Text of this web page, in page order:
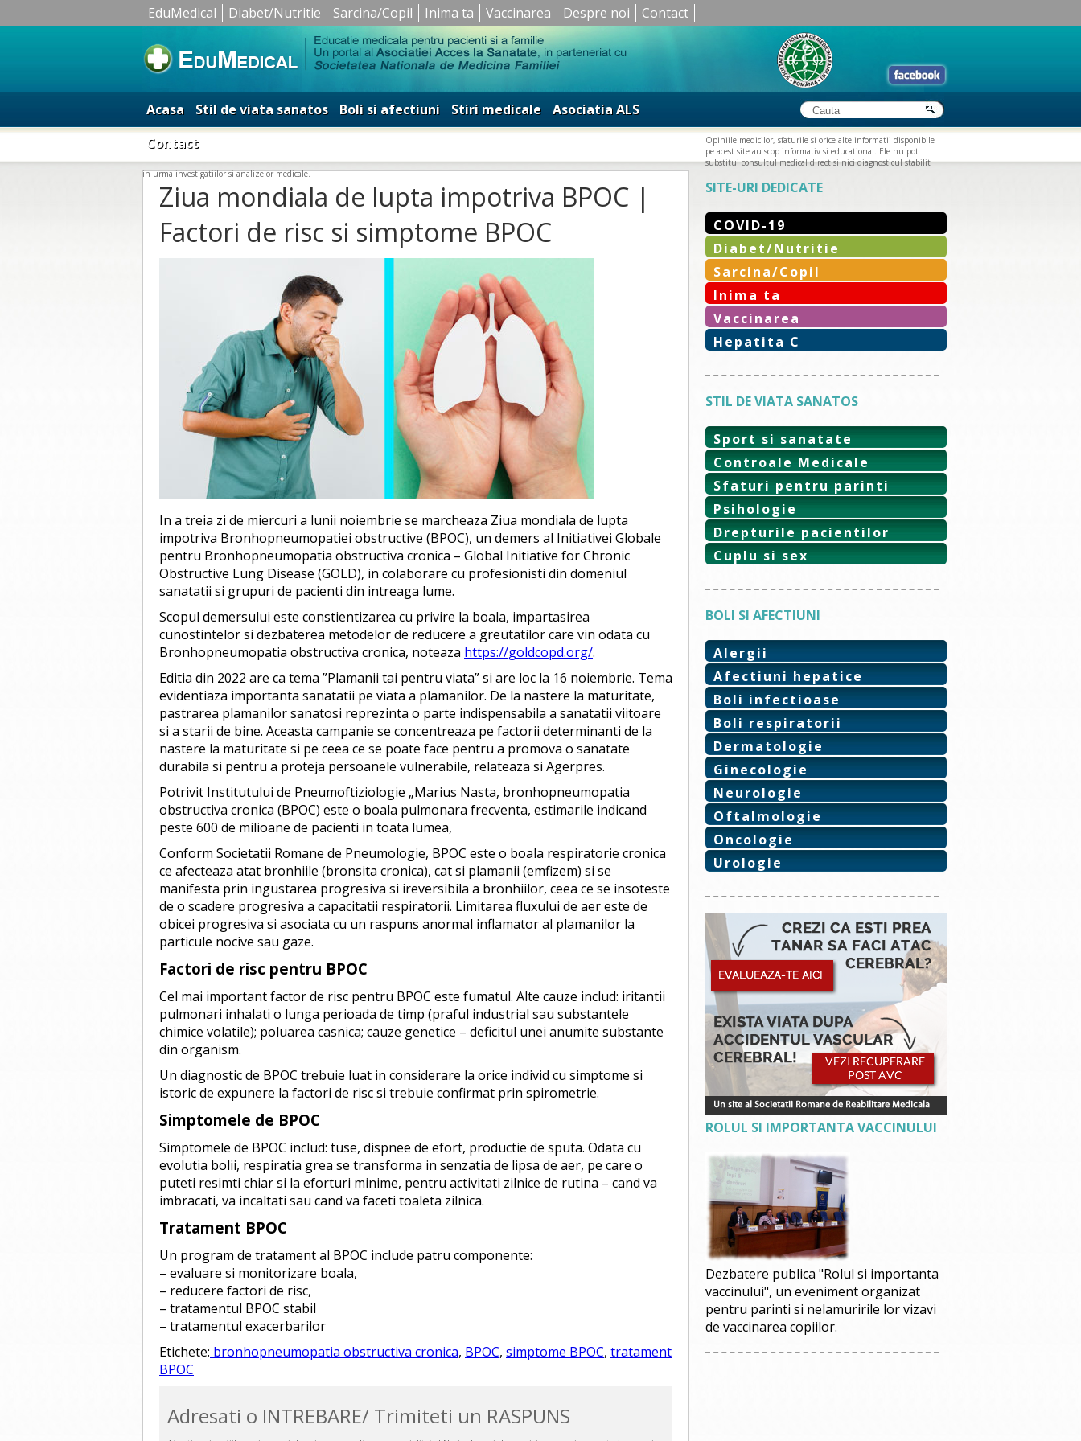
EduMedical Diabet/Nutritie Sarcina/Copil Inima ta Vaccinarea Despre noi Contact
Acasa Stil de viata sanatos Boli si afectiuni Stiri medicale
Asociatia ALS
Contact
Opiniile medicilor, sfaturile si orice alte informatii disponibile
pe acest site au scop informativ si educational. Ele nu pot
substitui consultul medical direct si nici diagnosticul stabilit
in urma investigatiilor si analizelor medicale.
Ziua mondiala de lupta impotriva BPOC |
Factori de risc si simptome BPOC
In a treia zi de miercuri a lunii noiembrie se marcheaza Ziua mondiala de lupta
impotriva Bronhopneumopatiei obstructive (BPOC), un demers al Initiativei Globale
pentru Bronhopneumopatia obstructiva cronica – Global Initiative for Chronic
Obstructive Lung Disease (GOLD), in colaborare cu profesionisti din domeniul
sanatatii si grupuri de pacienti din intreaga lume.
Scopul demersului este constientizarea cu privire la boala, impartasirea
cunostintelor si dezbaterea metodelor de reducere a greutatilor care vin odata cu
Bronhopneumopatia obstructiva cronica, noteaza https://goldcopd.org/.
Editia din 2022 are ca tema ”Plamanii tai pentru viata” si are loc la 16 noiembrie. Tema
evidentiaza importanta sanatatii pe viata a plamanilor. De la nastere la maturitate,
pastrarea plamanilor sanatosi reprezinta o parte indispensabila a sanatatii viitoare
si a starii de bine. Aceasta campanie se concentreaza pe factorii determinanti de la
nastere la maturitate si pe ceea ce se poate face pentru a promova o sanatate
durabila si pentru a proteja persoanele vulnerabile, relateaza si Agerpres.
Potrivit Institutului de Pneumoftiziologie „Marius Nasta, bronhopneumopatia
obstructiva cronica (BPOC) este o boala pulmonara frecventa, estimarile indicand
peste 600 de milioane de pacienti in toata lumea,
Conform Societatii Romane de Pneumologie, BPOC este o boala respiratorie cronica
ce afecteaza atat bronhiile (bronsita cronica), cat si plamanii (emfizem) si se
manifesta prin ingustarea progresiva si ireversibila a bronhiilor, ceea ce se insoteste
de o scadere progresiva a capacitatii respiratorii. Limitarea fluxului de aer este de
obicei progresiva si asociata cu un raspuns anormal inflamator al plamanilor la
particule nocive sau gaze.
Factori de risc pentru BPOC
Cel mai important factor de risc pentru BPOC este fumatul. Alte cauze includ: iritantii
pulmonari inhalati o lunga perioada de timp (praful industrial sau substantele
chimice volatile); poluarea casnica; cauze genetice – deficitul unei anumite substante
din organism.
Un diagnostic de BPOC trebuie luat in considerare la orice individ cu simptome si
istoric de expunere la factori de risc si trebuie confirmat prin spirometrie.
Simptomele de BPOC
Simptomele de BPOC includ: tuse, dispnee de efort, productie de sputa. Odata cu
evolutia bolii, respiratia grea se transforma in senzatia de lipsa de aer, pe care o
puteti resimti chiar si la eforturi minime, pentru activitati zilnice de rutina – cand va
imbracati, va incaltati sau cand va faceti toaleta zilnica.
Tratament BPOC
Un program de tratament al BPOC include patru componente:
– evaluare si monitorizare boala,
– reducere factori de risc,
– tratamentul BPOC stabil
– tratamentul exacerbarilor
Etichete: bronhopneumopatia obstructiva cronica, BPOC, simptome BPOC, tratament
BPOC
Adresati o INTREBARE/ Trimiteti un RASPUNS
SITE-URI DEDICATE
COVID-19
Diabet/Nutritie
Sarcina/Copil
Inima ta
Vaccinarea
Hepatita C
STIL DE VIATA SANATOS
Sport si sanatate
Controale Medicale
Sfaturi pentru parinti
Psihologie
Drepturile pacientilor
Cuplu si sex
BOLI SI AFECTIUNI
Alergii
Afectiuni hepatice
Boli infectioase
Boli respiratorii
Dermatologie
Ginecologie
Neurologie
Oftalmologie
Oncologie
Urologie
ROLUL SI IMPORTANTA VACCINULUI
Dezbatere publica "Rolul si importanta
vaccinului", un eveniment organizat
pentru parinti si nelamuririle lor vizavi
de vaccinarea copiilor.